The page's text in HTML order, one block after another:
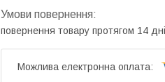
повернення товару протягом 14